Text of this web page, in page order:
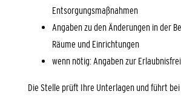
Entsorgungsmaßnahmen
Angaben zu den Änderungen in der
Räume und Einrichtungen
wenn nötig: Angaben zur
Die Stelle prüft Ihre Unterlagen und führt